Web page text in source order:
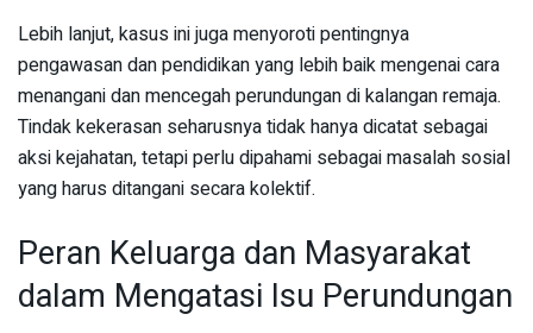
Lebih lanjut, kasus ini juga menyoroti pentingnya
pengawasan dan pendidikan yang lebih baik mengenai cara
menangani dan mencegah perundungan di kalangan remaja.
Tindak kekerasan seharusnya tidak hanya dicatat sebagai
aksi kejahatan, tetapi perlu dipahami sebagai masalah sosial
yang harus ditangani secara kolektif.
Peran Keluarga dan Masyarakat
dalam Mengatasi Isu Perundungan